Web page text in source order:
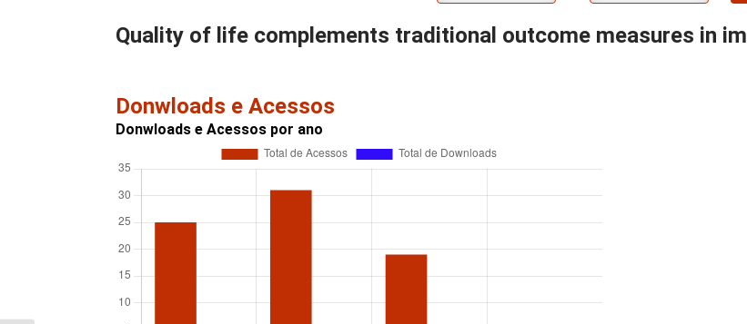
Quality of life complements traditional outcome measures in
Donwloads e Acessos
Donwloads e Acessos por ano